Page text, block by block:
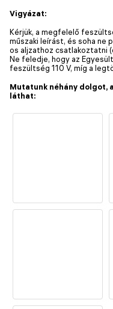
Vigyázat:
Kérjük, a megfelelő
műszaki leírást, és soha ne
os aljzathoz csatlakoztatni
Ne feledje, hogy az
feszültség 110 V, míg a
Mutatunk néhány dolgot,
láthat: